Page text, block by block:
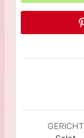
GERICHT